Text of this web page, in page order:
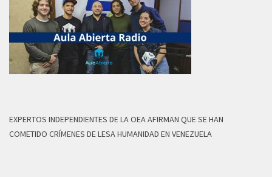
EXPERTOS INDEPENDIENTES DE LA OEA AFIRMAN QUE SE HAN
COMETIDO CRÍMENES DE LESA HUMANIDAD EN VENEZUELA